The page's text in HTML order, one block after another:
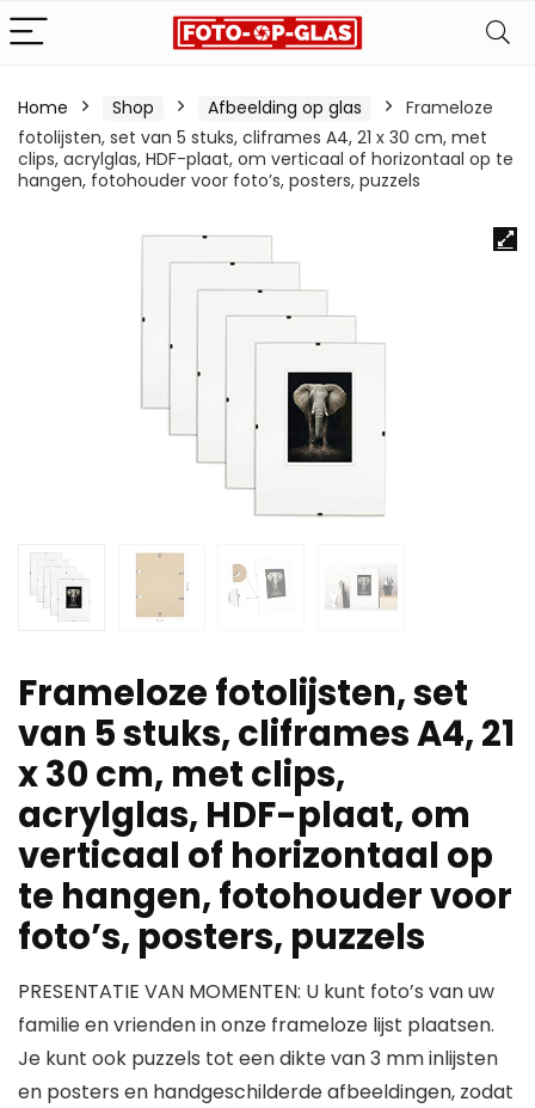
Home Shop Afbeelding op glas
Frameloze
fotolijsten, set van 5 stuks, cliframes A4, 21 x 30 cm, met
clips, acrylglas, HDF-plaat, om verticaal of horizontaal op te
hangen, fotohouder voor foto’s, posters, puzzels
Frameloze fotolijsten, set
van 5 stuks, cliframes A4, 21
x 30 cm, met clips,
acrylglas, HDF-plaat, om
verticaal of horizontaal op
te hangen, fotohouder voor
foto’s, posters, puzzels
PRESENTATIE VAN MOMENTEN: U kunt foto’s van uw
familie en vrienden in onze frameloze lijst plaatsen.
Je kunt ook puzzels tot een dikte van 3 mm inlijsten
en posters en handgeschilderde afbeeldingen, zodat